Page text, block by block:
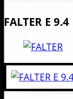
FALTER E